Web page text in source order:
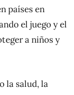
países en
el juego y el
a niños y
la salud, la